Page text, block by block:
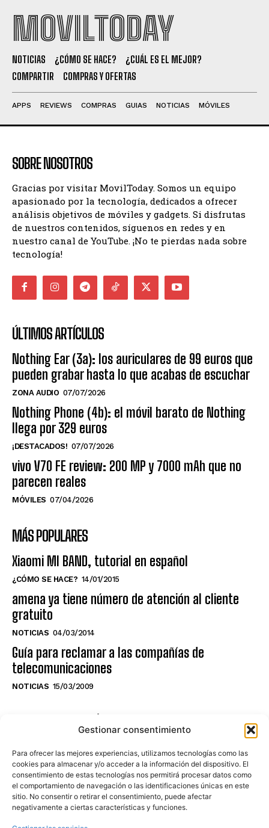
Gestionar consentimiento
Para ofrecer las mejores experiencias, utilizamos tecnologías como las
cookies para almacenar y/o acceder a la información del dispositivo. El
consentimiento de estas tecnologías nos permitirá procesar datos como
el comportamiento de navegación o las identificaciones únicas en este
sitio. No consentir o retirar el consentimiento, puede afectar
negativamente a ciertas características y funciones.
MOVILTODAY
NOTICIAS ¿CÓMO SE HACE?
¿CUÁL ES EL MEJOR?
COMPARTIR
COMPRAS Y OFERTAS
APPS REVIEWS COMPRAS GUIAS NOTICIAS MÓVILES
SOBRE NOSOTROS
Gracias por visitar MovilToday. Somos un equipo
apasionado por la tecnología, dedicados a ofrecer
análisis objetivos de móviles y gadgets. Si disfrutas
de nuestros contenidos, síguenos en redes y en
nuestro canal de YouTube. ¡No te pierdas nada sobre
tecnología!
ÚLTIMOS ARTÍCULOS
Nothing Ear (3a): los auriculares de 99 euros que
pueden grabar hasta lo que acabas de escuchar
ZONA AUDIO 07/07/2026
Nothing Phone (4b): el móvil barato de Nothing
llega por 329 euros
¡DESTACADOS! 07/07/2026
vivo V70 FE review: 200 MP y 7000 mAh que no
parecen reales
MÓVILES 07/04/2026
MÁS POPULARES
Xiaomi MI BAND, tutorial en español
¿CÓMO SE HACE? 14/01/2015
amena ya tiene número de atención al cliente
gratuito
NOTICIAS 04/03/2014
Guía para reclamar a las compañías de
telecomunicaciones
NOTICIAS 15/03/2009
NO TE PIERDAS LO ÚLTIMO DEL CANAL
Haz clic en «Estoy de acuerdo» para
activar Youtube
POLÍTICA DE COOKIES